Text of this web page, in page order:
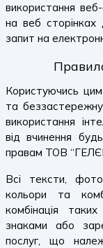
використання
на веб
запит на
Користуючись
та
використання
від вчинення
правам ТОВ
Всі тексти,
кольори та
комбінація
знаками або
послуг, що